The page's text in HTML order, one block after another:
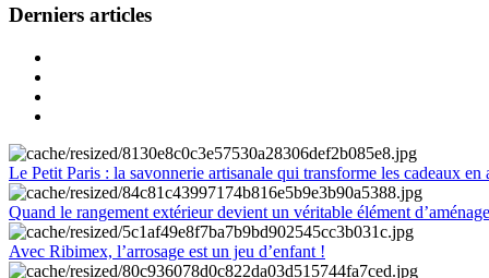
Derniers articles
Le Petit Paris : la savonnerie artisanale qui transforme les cadeaux en
Quand le rangement extérieur devient un véritable élément
Avec Ribimex, l’arrosage est un jeu d’enfant !